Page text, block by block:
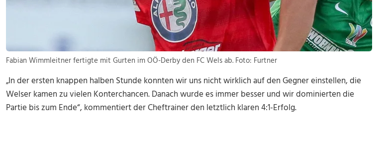
Fabian Wimmleitner fertigte mit Gurten im OÖ-Derby den FC Wels ab. Foto: Furtner
„In der ersten knappen halben Stunde konnten wir uns nicht wirklich auf den Gegner einstellen, die
Welser kamen zu vielen Konterchancen. Danach wurde es immer besser und wir dominierten die
Partie bis zum Ende“, kommentiert der Cheftrainer den letztlich klaren 4:1-Erfolg.